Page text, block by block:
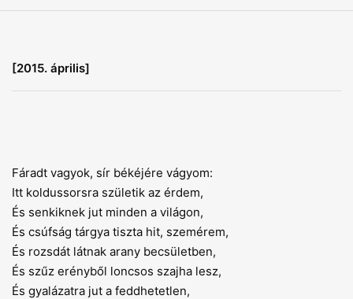
[2015. április]
Fáradt vagyok, sír békéjére vágyom:
Itt koldussorsra születik az érdem,
És senkiknek jut minden a világon,
És csúfság tárgya tiszta hit, szemérem,
És rozsdát látnak arany becsületben,
És szűz erényből loncsos szajha lesz,
És gyalázatra jut a feddhetetlen,